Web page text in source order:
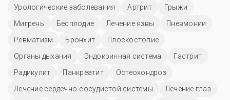
Урологические заболевания
Артрит
Грыжи
Мигрень
Бесплодие Лечение язвы
Пневмонии
Ревматизм
Бронхит
Плоскостопие
Органы дыхания
Эндокринная система
Гастрит
Радикулит
Панкреатит
Остеохондроз
Лечение сердечно-сосудистой системы
Лечение глаз